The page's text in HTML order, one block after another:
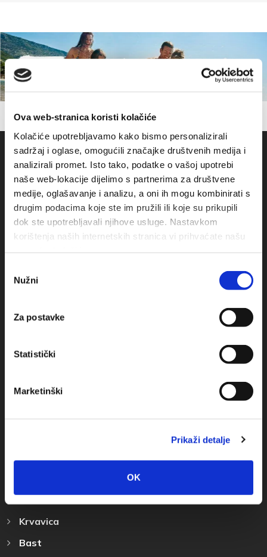
Ova web-stranica koristi kolačiće
Kolačiće upotrebljavamo kako bismo personalizirali
sadržaj i oglase, omogućili značajke društvenih medija i
analizirali promet. Isto tako, podatke o vašoj upotrebi
naše web-lokacije dijelimo s partnerima za društvene
medije, oglašavanje i analizu, a oni ih mogu kombinirati s
drugim podacima koje ste im pružili ili koje su prikupili
dok ste upotrebljavali njihove usluge. Nastavkom
korištenja naših internetskih stranica vi prihvaćate našu
pristanka
Nužni
Za postavke
Statistički
Marketinški
Prikaži detalje
OK
Obala sv. Nikole 31, Baška Voda
+385(0)21 620713
Destinácia
Krvavica
Bast